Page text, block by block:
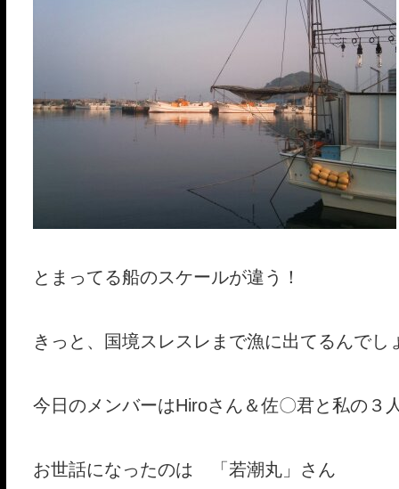
とまってる船のスケールが違う！
きっと、国境スレスレまで漁に出てるんでし
今日のメンバーはHiroさん＆佐〇君と私の３
お世話になったのは 「若潮丸」さん